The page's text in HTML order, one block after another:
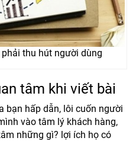
phải thu hút người dùng
tâm khi viết bài
bạn hấp dẫn, lôi cuốn người
vào tâm lý khách hàng,
những gì? lợi ích họ có